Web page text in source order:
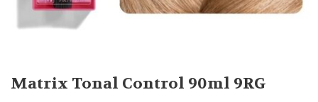
Matrix Tonal Control 90ml 9RG